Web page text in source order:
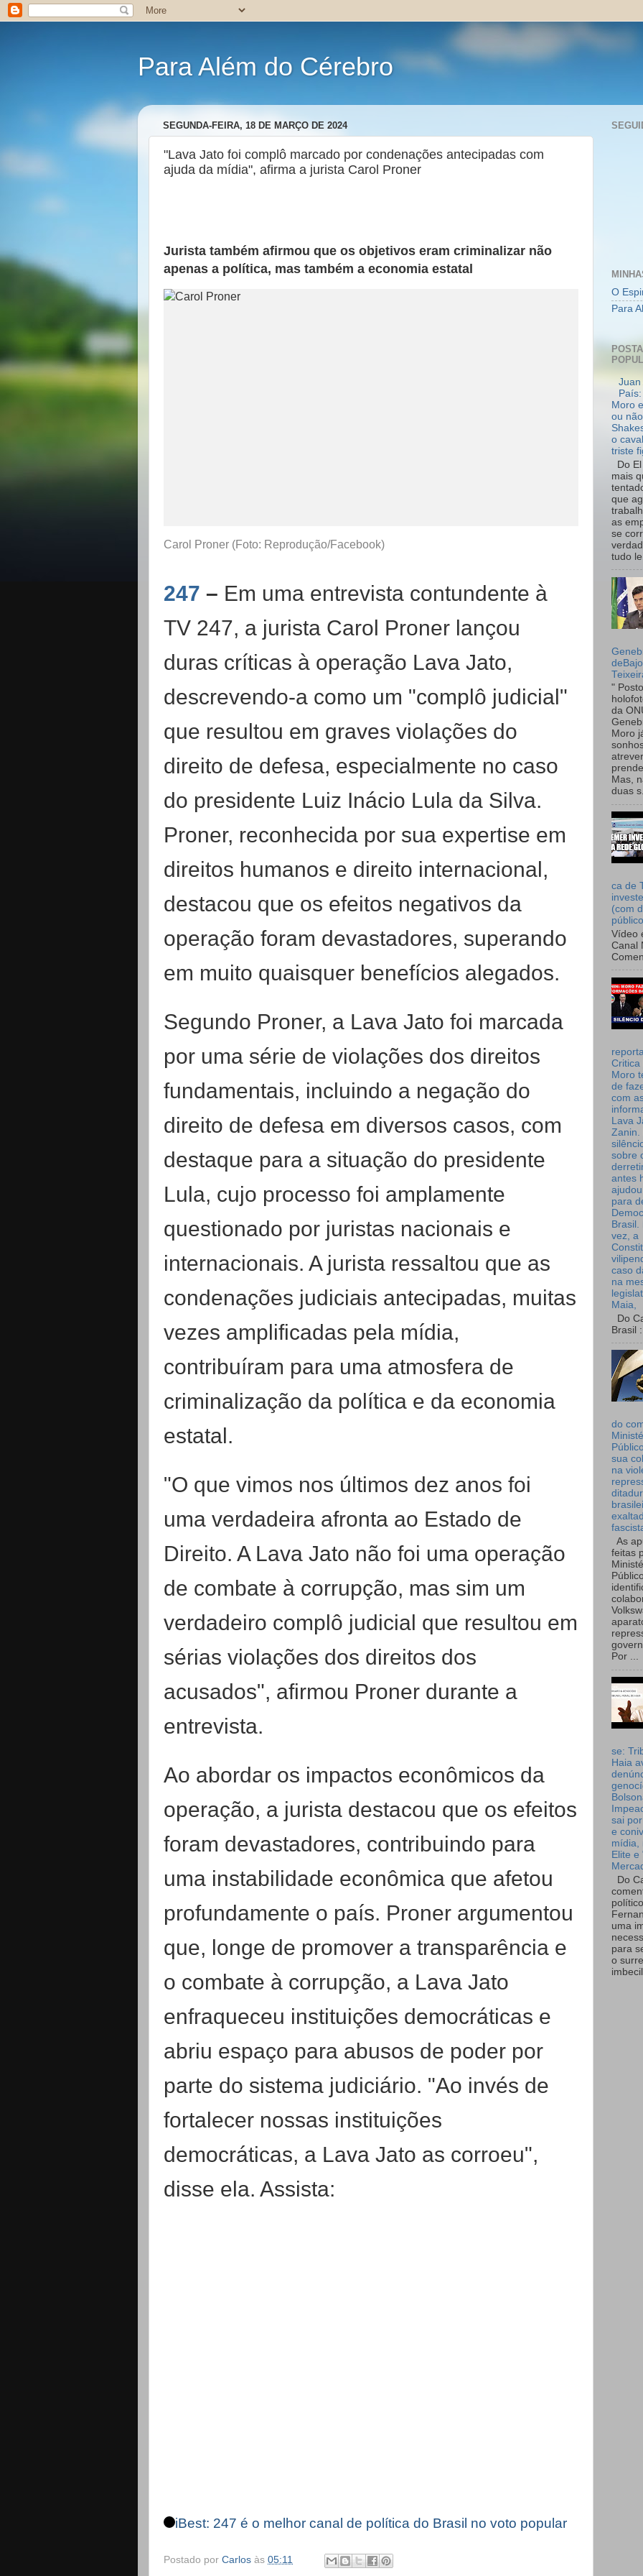
Para Além do Cérebro
SEGUNDA-FEIRA, 18 DE MARÇO DE 2024
"Lava Jato foi complô marcado por condenações antecipadas com
ajuda da mídia", afirma a jurista Carol Proner
Jurista também afirmou que os objetivos eram criminalizar não
apenas a política, mas também a economia estatal
Carol Proner (Foto: Reprodução/Facebook)
247 – Em uma entrevista contundente à
TV 247, a jurista Carol Proner lançou
duras críticas à operação Lava Jato,
descrevendo-a como um "complô judicial"
que resultou em graves violações do
direito de defesa, especialmente no caso
do presidente Luiz Inácio Lula da Silva.
Proner, reconhecida por sua expertise em
direitos humanos e direito internacional,
destacou que os efeitos negativos da
operação foram devastadores, superando
em muito quaisquer benefícios alegados.
Segundo Proner, a Lava Jato foi marcada
por uma série de violações dos direitos
fundamentais, incluindo a negação do
direito de defesa em diversos casos, com
destaque para a situação do presidente
Lula, cujo processo foi amplamente
questionado por juristas nacionais e
internacionais. A jurista ressaltou que as
condenações judiciais antecipadas, muitas
vezes amplificadas pela mídia,
contribuíram para uma atmosfera de
criminalização da política e da economia
estatal.
"O que vimos nos últimos dez anos foi
uma verdadeira afronta ao Estado de
Direito. A Lava Jato não foi uma operação
de combate à corrupção, mas sim um
verdadeiro complô judicial que resultou em
sérias violações dos direitos dos
acusados", afirmou Proner durante a
entrevista.
Ao abordar os impactos econômicos da
operação, a jurista destacou que os efeitos
foram devastadores, contribuindo para
uma instabilidade econômica que afetou
profundamente o país. Proner argumentou
que, longe de promover a transparência e
o combate à corrupção, a Lava Jato
enfraqueceu instituições democráticas e
abriu espaço para abusos de poder por
parte do sistema judiciário. "Ao invés de
fortalecer nossas instituições
democráticas, a Lava Jato as corroeu",
disse ela. Assista:
iBest: 247 é o melhor canal de política do Brasil no voto popular
Postado por Carlos às 05:11
O
Para
Juan
Moro
ou
o
triste
Do
mais
que
as
se
tudo
"
da
Moro
Mas,
duas
ca de
(com
Vídeo
Canal
Critica
Moro
de
com
Lava
Zanin.
sobre
antes
para
Brasil.
vez, a
caso
na
Maia,
Do
Brasil :
do
sua
na
As
feitas
Por ...
se:
Haia
sai
e
mídia,
Elite e
Do
uma
para
o